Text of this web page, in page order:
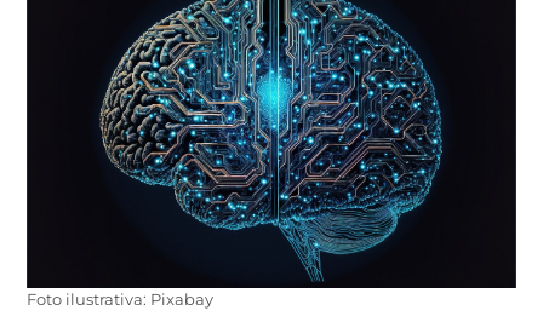
Foto ilustrativa: Pixabay